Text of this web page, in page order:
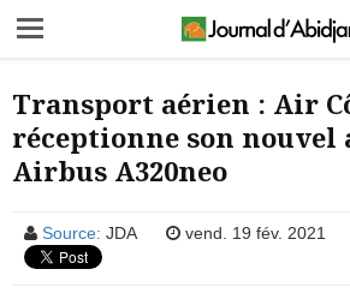
Transport aérien : Air
réceptionne son nouvel
Airbus A320neo
Source: JDA vend. 19 fév. 2021